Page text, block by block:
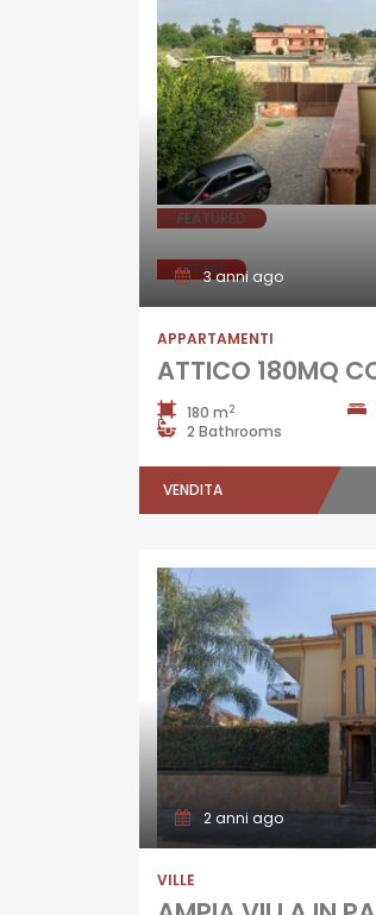
FEATURED
AFFARE3 anni ago
APPARTAMENTI
180 m2
2 Bathrooms
VENDITA
2 anni ago
VILLE